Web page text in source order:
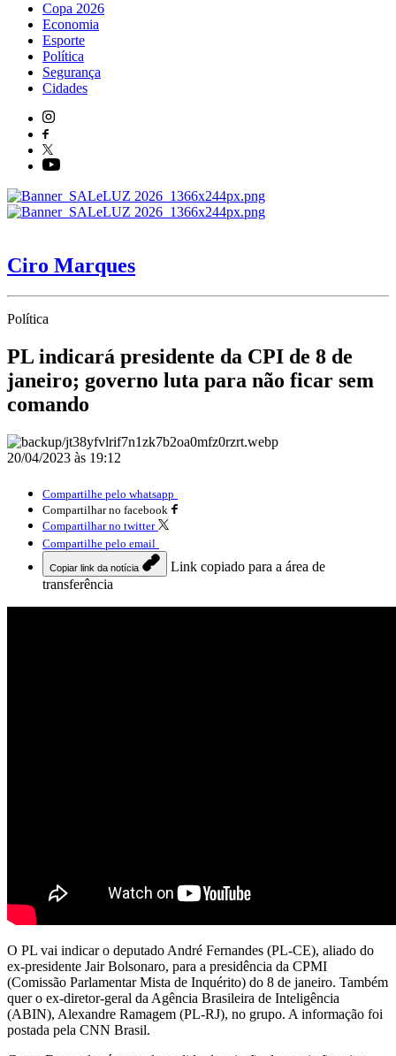
Copa 2026
Economia
Esporte
Política
Segurança
Cidades
Ciro Marques
Política
PL indicará presidente da CPI de 8 de
janeiro; governo luta para não ficar sem
comando
20/04/2023 às 19:12
Compartilhe pelo whatsapp
Compartilhar no facebook
Compartilhar no twitter
Compartilhe pelo email
Copiar link da notícia
Link copiado para a área de
transferência
O PL vai indicar o deputado André Fernandes (PL-CE), aliado do
ex-presidente Jair Bolsonaro, para a presidência da CPMI
(Comissão Parlamentar Mista de Inquérito) do 8 de janeiro. Também
quer o ex-diretor-geral da Agência Brasileira de Inteligência
(ABIN), Alexandre Ramagem (PL-RJ), no grupo. A informação foi
postada pela CNN Brasil.